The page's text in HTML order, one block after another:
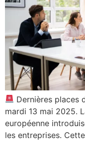
Dernières places
mardi 13 mai 2025.
européenne
les entreprises.